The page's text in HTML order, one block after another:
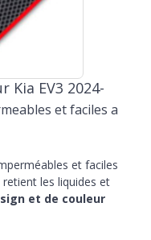
Kia EV3 2024-
et faciles a
et faciles
retient les liquides et
et de couleur